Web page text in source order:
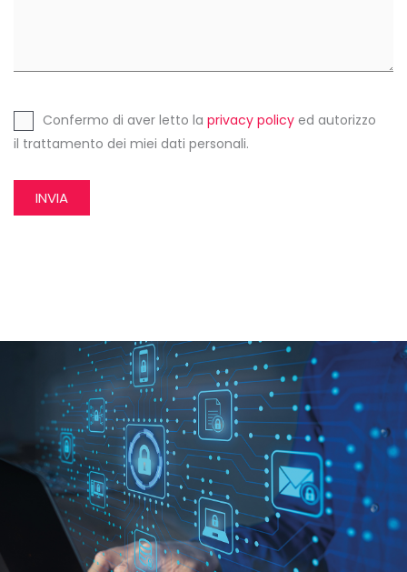
Confermo di aver letto la privacy policy ed autorizzo
il trattamento dei miei dati personali.